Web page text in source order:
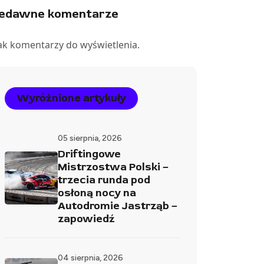
komentarze
komentarzy do wyświetlenia.
Wyróżnione artykuły
05 sierpnia, 2026
Driftingowe
Mistrzostwa Polski –
trzecia runda pod
osłoną nocy na
Autodromie Jastrząb –
zapowiedź
04 sierpnia, 2026